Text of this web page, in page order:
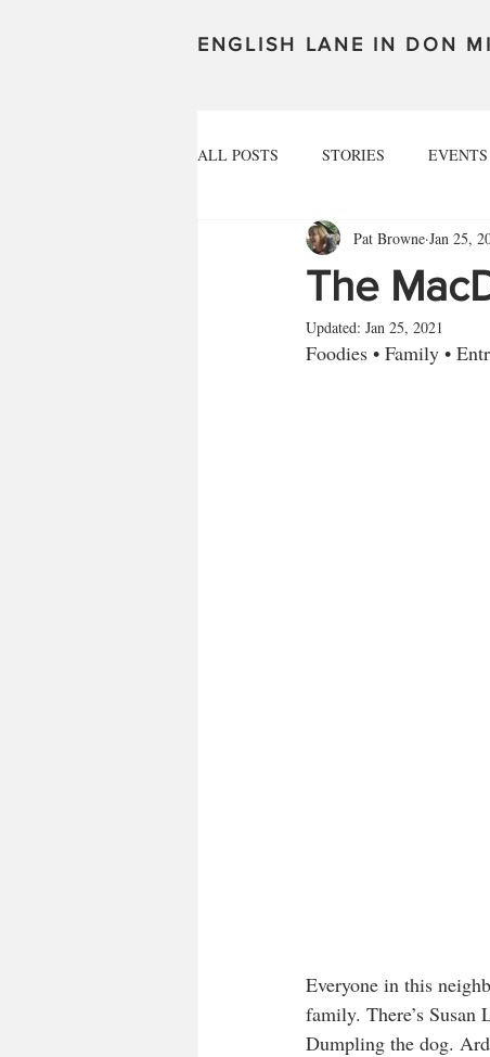
ENGLISH LANE IN DON
ALL POSTS STORIES EVENTS
The
Pat Browne Jan 25,
Updated: Jan 25, 2021
Foodies • Family •
Everyone in this
family. There’s
Dumpling the dog.